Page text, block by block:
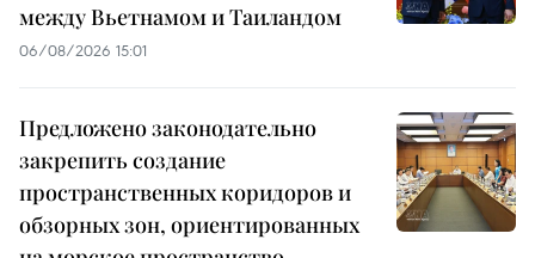
между Вьетнамом и Таиландом
06/08/2026 15:01
Предложено законодательно
закрепить создание
пространственных коридоров и
обзорных зон, ориентированных